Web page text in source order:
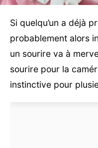
Si quelqu’un a déjà
probablement alors
un sourire va à
sourire pour la
instinctive pour